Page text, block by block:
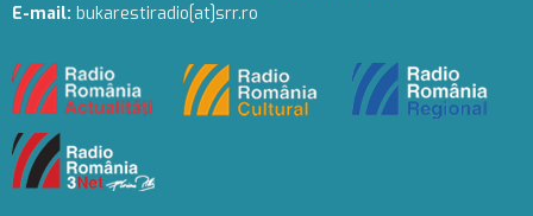
E-mail: bukarestiradio[at]srr.ro